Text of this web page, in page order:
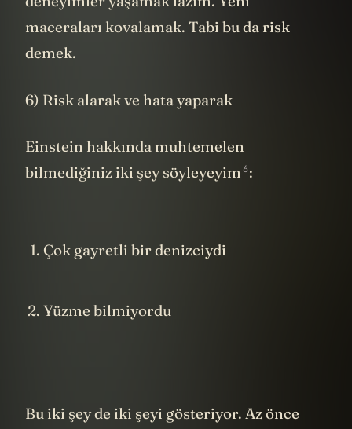
maceraları kovalamak. Tabi bu da risk
demek.
6) Risk alarak ve hata yaparak
Einstein hakkında muhtemelen
bilmediğiniz iki şeysöyleyeyim 6:
Çok gayretli bir denizciydi
Yüzme bilmiyordu
Bu iki şey de iki şeyi gösteriyor. Az önce